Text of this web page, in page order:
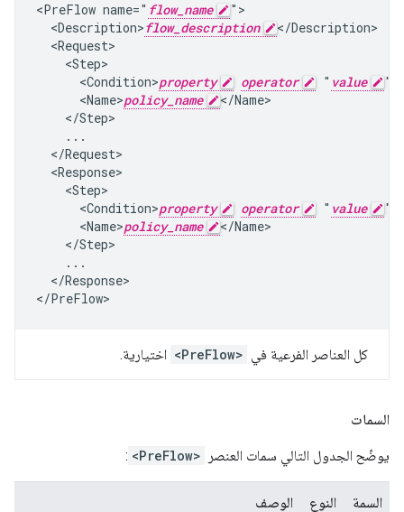
<PreFlow name=" flow_name
">
  <Description>
flow_description
</Description>
  <Request>
    <Step>
      <Condition>
property operator " value
      <Name>
policy_name
</Name>
    </Step>
    ...
  </Request>
  <Response>
    <Step>
      <Condition>
property operator " value
      <Name>
policy_name
</Name>
    </Step>
    ...
  </Response>
</PreFlow>
كل العناصر الفرعية في <PreFlow> اختيارية.
السمات
يوضّح الجدول التالي سمات العنصر <PreFlow>
:
السمة النوع الوصف